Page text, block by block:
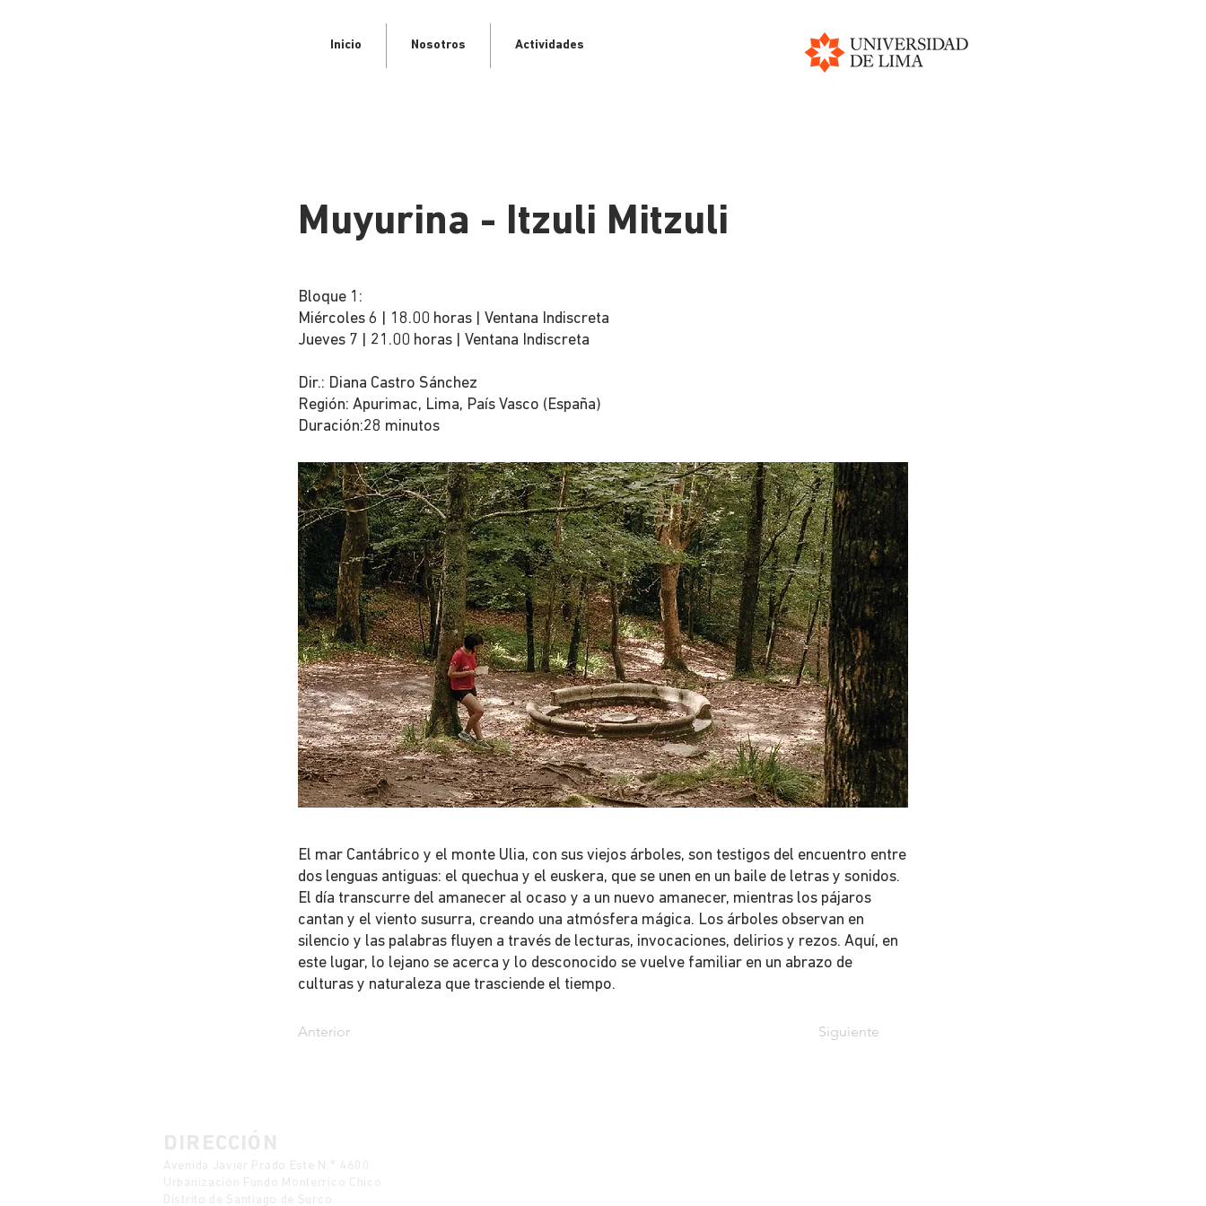
Inicio Nosotros Actividades
Muyurina - Itzuli Mitzuli
Bloque 1:
Miércoles 6 | 18.00 horas | Ventana Indiscreta
Jueves 7 | 21.00 horas | Ventana Indiscreta
Dir.: Diana Castro Sánchez
Región: Apurimac, Lima, País Vasco (España)
Duración:28 minutos
El mar Cantábrico y el monte Ulia, con sus viejos árboles, son testigos del encuentro entre
dos lenguas antiguas: el quechua y el euskera, que se unen en un baile de letras y sonidos.
El día transcurre del amanecer al ocaso y a un nuevo amanecer, mientras los pájaros
cantan y el viento susurra, creando una atmósfera mágica. Los árboles observan en
silencio y las palabras fluyen a través de lecturas, invocaciones, delirios y rezos. Aquí, en
este lugar, lo lejano se acerca y lo desconocido se vuelve familiar en un abrazo de
culturas y naturaleza que trasciende el tiempo.
Anterior Siguiente